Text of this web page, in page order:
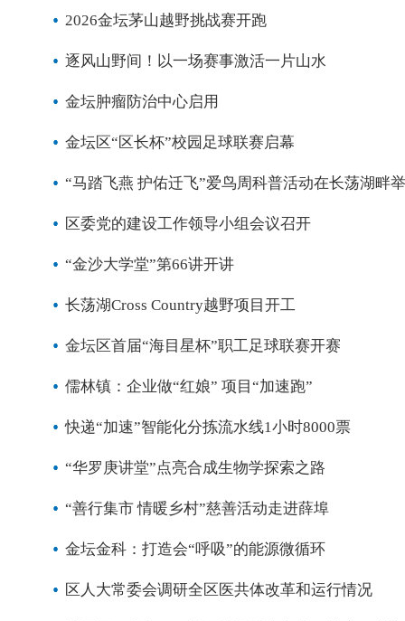
2026金坛茅山越野挑战赛开跑
逐风山野间！以一场赛事激活一片山水
金坛肿瘤防治中心启用
金坛区“区长杯”校园足球联赛启幕
“马踏飞燕 护佑迁飞”爱鸟周科普活动在长荡湖畔
区委党的建设工作领导小组会议召开
“金沙大学堂”第66讲开讲
长荡湖Cross Country越野项目开工
金坛区首届“海目星杯”职工足球联赛开赛
儒林镇：企业做“红娘” 项目“加速跑”
快递“加速”智能化分拣流水线1小时8000票
“华罗庚讲堂”点亮合成生物学探索之路
“善行集市 情暖乡村”慈善活动走进薛埠
金坛金科：打造会“呼吸”的能源微循环
区人大常委会调研全区医共体改革和运行情况